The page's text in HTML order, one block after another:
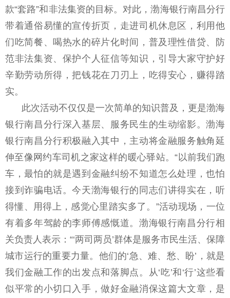
款“套路”和非法集资的目标。对此，渤海银行南昌分行
带着通俗易懂的宣传折页，走进司机休息区，利用他
们吃简餐、喝热水的碎片化时间，普及理性借贷、防
范非法集资、保护个人征信等知识，引导大家守护好
辛勤劳动所得，把钱花在刀刃上，吃得安心，赚得踏
实。
此次活动不仅仅是一次简单的知识普及，更是渤海
银行南昌分行深入基层、服务民生的生动缩影。渤海
银行南昌分行积极融入其中，主动将金融服务触角延
伸至像网约车司机之家这样的暖心驿站。“以前我们跑
车，最怕的就是遇到金融纠纷不知道怎么处理，也怕
接到诈骗电话。今天渤海银行的同志们讲得实在，听
得懂、用得上，感觉心里踏实多了。”活动现场，一位
有着多年驾龄的李师傅感慨道。渤海银行南昌分行相
关负责人表示：“‘两司两员’群体是服务市民生活、保障
城市运行的重要力量。他们的‘急、难、愁、盼’，就是
我们金融工作的出发点和落脚点。从‘吃’和‘行’这些看
似平常的小切口入手，做好金融消保这篇大文章，是